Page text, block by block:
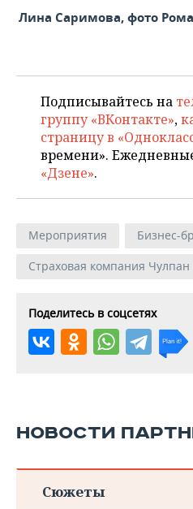
Лина Саримова, фото
Подписывайтесь на
группу «ВКонтакте»,
страницу в
времени».
«Дзене».
Мероприятия
Бизнес-
Страховая компания Чулпан
Поделитесь в соцсетях
НОВОСТИ
Сюжеты